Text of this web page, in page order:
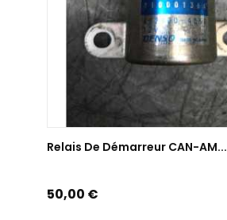
AJOUTER AU PANIER
Relais De Démarreur CAN-AM...
Prix
50,00 €